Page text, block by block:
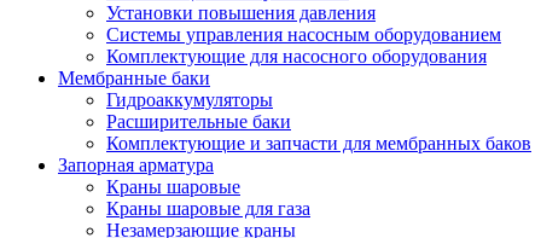
Установки повышения давления
Системы управления насосным оборудованием
Комплектующие для насосного оборудования
Мембранные баки
Гидроаккумуляторы
Расширительные баки
Комплектующие и запчасти для мембранных баков
Запорная арматура
Краны шаровые
Краны шаровые для газа
Незамерзающие краны